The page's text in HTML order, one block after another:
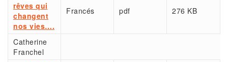
rêves qui
changent
nos vies….
Francés pdf 276 KB
Catherine
Franchel